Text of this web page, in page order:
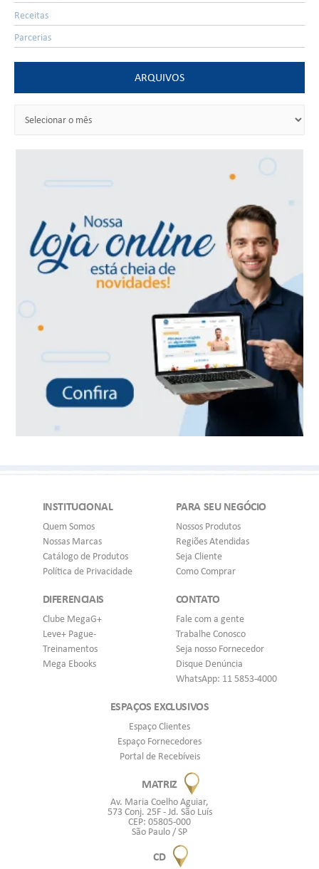
Receitas
Parcerias
ARQUIVOS
INSTITUCIONAL
Quem Somos
Nossas Marcas
Catálogo de Produtos
Política de Privacidade
PARA SEU NEGÓCIO
Nossos Produtos
Regiões Atendidas
Seja Cliente
Como Comprar
DIFERENCIAIS
Clube MegaG+
Leve+ Pague-
Treinamentos
Mega Ebooks
CONTATO
Fale com a gente
Trabalhe Conosco
Seja nosso Fornecedor
Disque Denúncia
WhatsApp: 11 5853-4000
ESPAÇOS EXCLUSIVOS
Espaço Clientes
Espaço Fornecedores
Portal de Recebíveis
MATRIZ
Av. Maria Coelho Aguiar,
573 Conj. 25F - Jd. São Luís
CEP: 05805-000
São Paulo / SP
CD